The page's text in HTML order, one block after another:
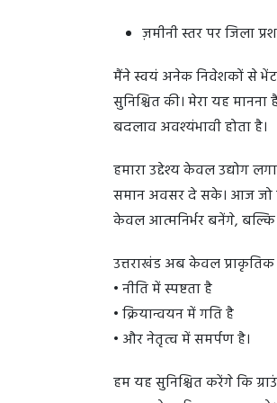
ज़मीनी स्तर पर जिला
मैंने स्वयं अनेक निवेशकों से भेंट
सुनिश्चित की। मेरा यह
बदलाव अवश्यंभावी होता है।
हमारा उद्देश्य केवल उद्योग
समान अवसर दे सके। आज जो
केवल आत्मनिर्भर बनेंगे,
उत्तराखंड अब केवल प्राकृतिक
• नीति में स्पष्टता है
• क्रियान्वयन में गति है
• और नेतृत्व में समर्पण है।
हम यह सुनिश्चित करेंगे कि